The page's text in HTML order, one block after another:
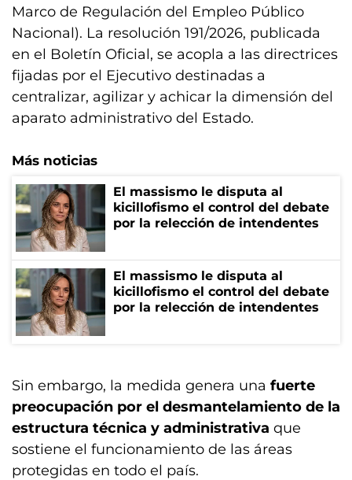
Marco de Regulación del Empleo Público
Nacional). La resolución 191/2026, publicada
en el Boletín Oficial, se acopla a las directrices
fijadas por el Ejecutivo destinadas a
centralizar, agilizar y achicar la dimensión del
aparato administrativo del Estado.
Más noticias
El massismo le disputa al
kicillofismo el control del debate
por la relección de intendentes
El massismo le disputa al
kicillofismo el control del debate
por la relección de intendentes
Sin embargo, la medida genera una fuerte
preocupación por el desmantelamiento de la
estructura técnica y administrativa que
sostiene el funcionamiento de las áreas
protegidas en todo el país.